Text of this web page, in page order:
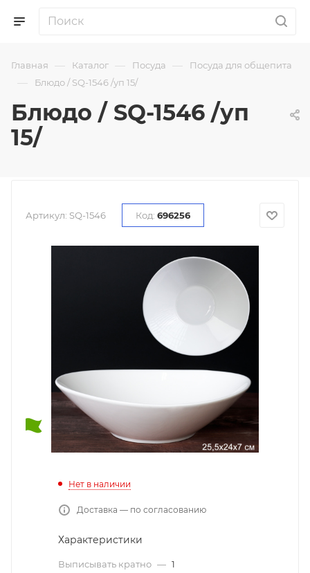
Главная — Каталог — Посуда — Посуда для общепита
— Блюдо / SQ-1546 /уп 15/
Блюдо / SQ-1546 /уп
15/
Артикул: SQ-1546 Код: 696256
Нет в наличии
Доставка — по согласованию
Характеристики
Выписывать кратно — 1